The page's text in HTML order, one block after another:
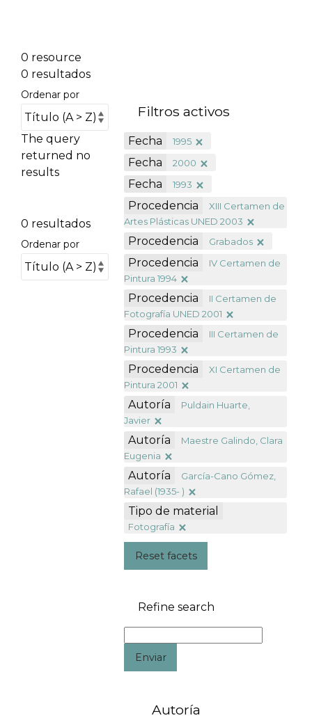
0 resource
0 resultados
Ordenar por
The query
returned no
results
0 resultados
Ordenar por
Filtros activos
Fecha 1995
Fecha 2000
Fecha 1993
Procedencia
XIII Certamen de
Artes Plásticas UNED 2003
Procedencia Grabados
Procedencia
IV Certamen de
Pintura 1994
Procedencia
II Certamen de
Fotografía UNED 2001
Procedencia
III Certamen de
Pintura 1993
Procedencia
XI Certamen de
Pintura 2001
Autoría
Puldain Huarte,
Javier
Autoría
Maestre Galindo, Clara
Eugenia
Autoría
García-Cano Gómez,
Rafael (1935- )
Tipo de material
Fotografía
Reset facets
Refine search
Enviar
Autoría